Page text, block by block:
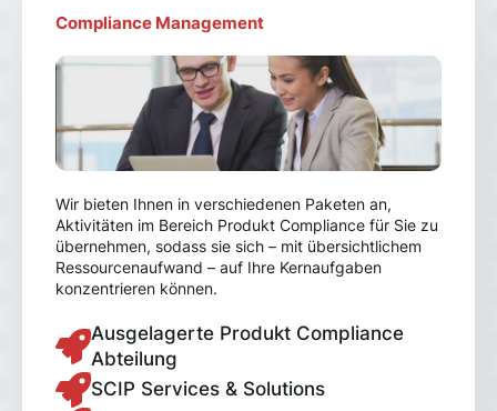
Compliance Management
Wir bieten Ihnen in verschiedenen Paketen an,
Aktivitäten im Bereich Produkt Compliance für Sie zu
übernehmen, sodass sie sich – mit übersichtlichem
Ressourcenaufwand – auf Ihre Kernaufgaben
konzentrieren können.
Ausgelagerte Produkt Compliance
Abteilung
SCIP Services & Solutions